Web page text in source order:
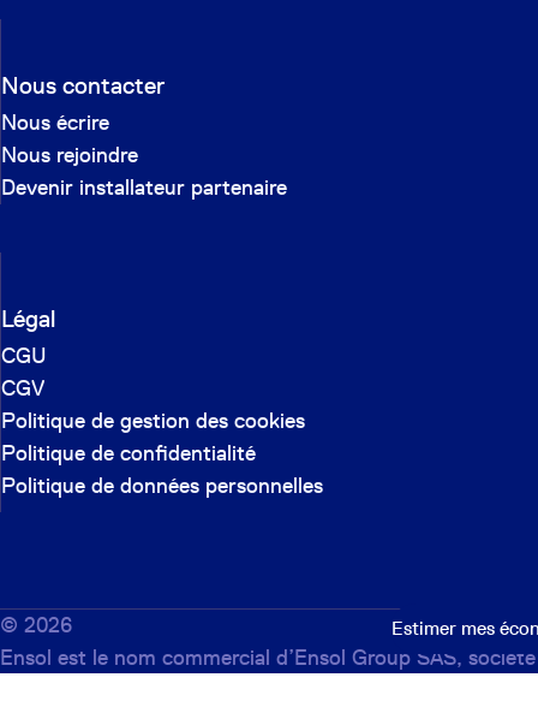
Estimer mes
Nous contacter
Nous écrire
Nous rejoindre
Devenir installateur partenaire
Légal
CGU
CGV
Politique de gestion des cookies
Politique de confidentialité
Politique de données personnelles
© 2026
Ensol est le nom commercial d’Ensol Group SAS, société